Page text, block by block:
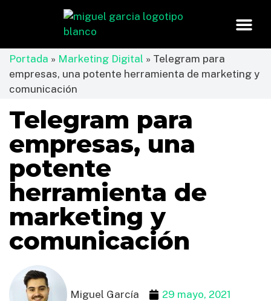
Portada » Marketing Digital » Telegram para
empresas, una potente herramienta de marketing y
comunicación
Telegram para
empresas, una
potente
herramienta de
marketing y
comunicación
Miguel García 29 mayo, 2021